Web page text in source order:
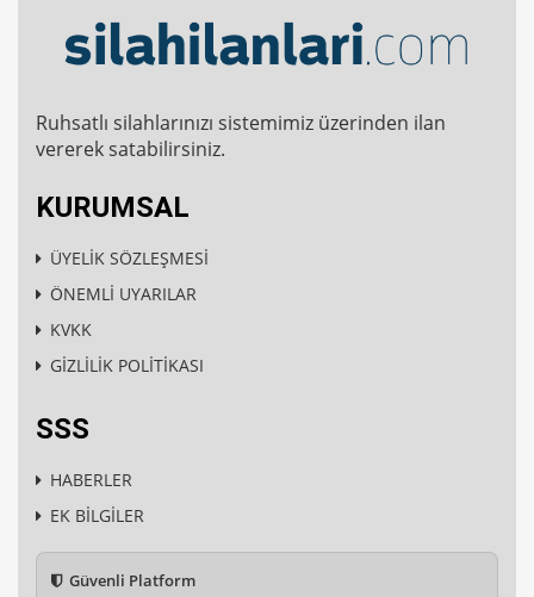
Ruhsatlı silahlarınızı sistemimiz üzerinden ilan
vererek satabilirsiniz.
KURUMSAL
ÜYELİK SÖZLEŞMESİ
ÖNEMLİ UYARILAR
KVKK
GİZLİLİK POLİTİKASI
SSS
HABERLER
EK BİLGİLER
Güvenli Platform